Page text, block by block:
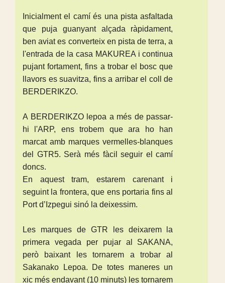
Inicialment el camí és una pista asfaltada
que puja guanyant alçada ràpidament,
ben aviat es converteix en pista de terra, a
l'entrada de la casa MAKUREA i continua
pujant fortament, fins a trobar el bosc que
llavors es suavitza, fins a arribar el coll de
BERDERIKZO.
A BERDERIKZO lepoa a més de passar-
hi l'ARP, ens trobem que ara ho han
marcat amb marques vermelles-blanques
del GTR5. Serà més fàcil seguir el camí
doncs.
En aquest tram, estarem carenant i
seguint la frontera, que ens portaria fins al
Port d’Izpegui sinó la deixessim.
Les marques de GTR les deixarem la
primera vegada per pujar al SAKANA,
però baixant les tornarem a trobar al
Sakanako Lepoa. De totes maneres un
xic més endavant (10 minuts) les tornarem